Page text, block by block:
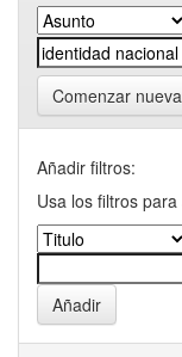
Comenzar
Añadir filtros:
Usa los filtros